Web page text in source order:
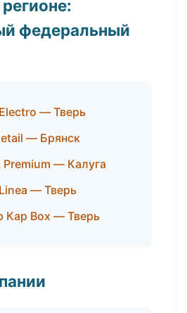
федеральный
— Тверь
— Брянск
Premium — Калуга
— Тверь
Кар Box — Тверь